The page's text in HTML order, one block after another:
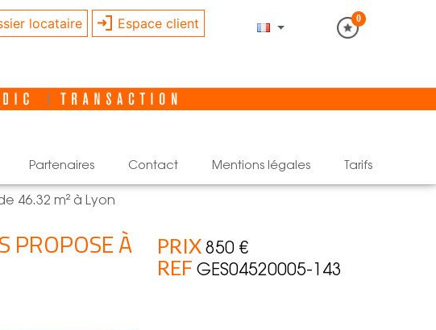
locataire Espace client 0
partenaires contact mentions légales tarifs
46.32 m² à Lyon
PROPOSE À PRIX 850 €
REF GES04520005-143